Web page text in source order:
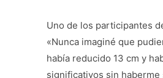
Uno de los participantes
«Nunca imaginé que
había reducido 13 cm y
significativos sin